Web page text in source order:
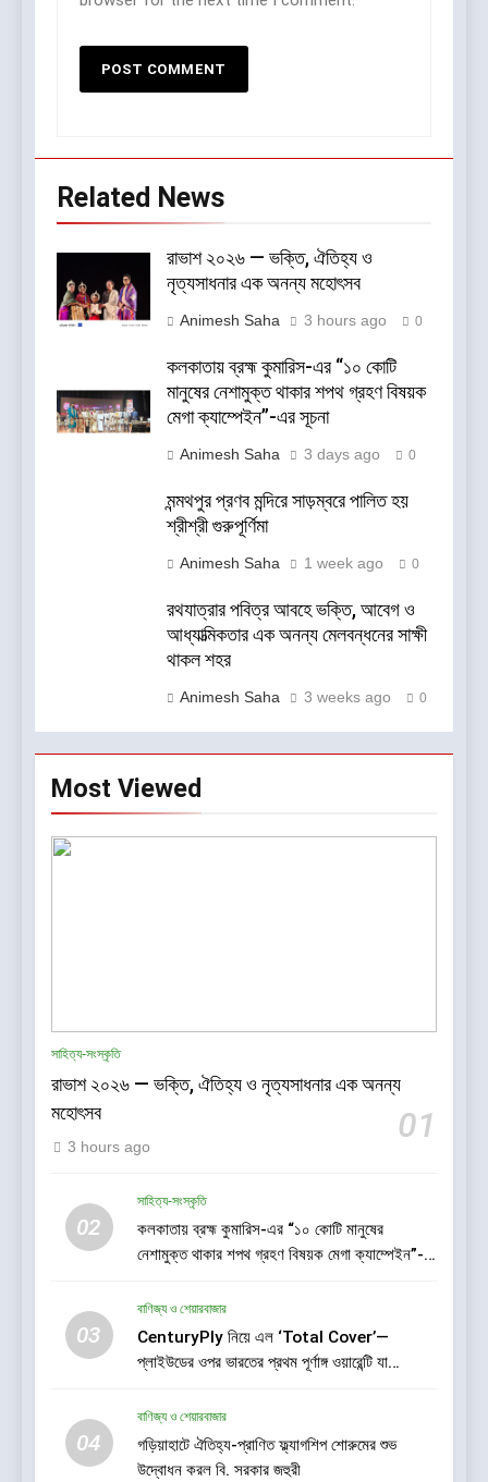
Related News
রাভাশ ২০২৬ — ভক্তি, ঐতিহ্য ও
নৃত্যসাধনার এক অনন্য মহোৎসব
Animesh Saha 3 hours ago 0
কলকাতায় ব্রহ্ম কুমারিস-এর “১০ কোটি
মানুষের নেশামুক্ত থাকার শপথ গ্রহণ বিষয়ক
মেগা ক্যাম্পেইন”-এর সূচনা
Animesh Saha 3 days ago 0
মন্মথপুর প্রণব মন্দিরে সাড়ম্বরে পালিত হয়
শ্রীশ্রী গুরুপূর্ণিমা
Animesh Saha 1 week ago 0
রথযাত্রার পবিত্র আবহে ভক্তি, আবেগ ও
আধ্যাত্মিকতার এক অনন্য মেলবন্ধনের সাক্ষী
থাকল শহর
Animesh Saha 3 weeks ago 0
Most Viewed
সাহিত্য-সংস্কৃতি
রাভাশ ২০২৬ — ভক্তি, ঐতিহ্য ও নৃত্যসাধনার এক অনন্য
মহোৎসব
01
3 hours ago
02
সাহিত্য-সংস্কৃতি
কলকাতায় ব্রহ্ম কুমারিস-এর “১০ কোটি মানুষের
নেশামুক্ত থাকার শপথ গ্রহণ বিষয়ক মেগা ক্যাম্পেইন”-
03
বাণিজ্য ও শেয়ারবাজার
CenturyPly নিয়ে এল ‘Total Cover’—
প্লাইউডের ওপর ভারতের প্রথম পূর্ণাঙ্গ ওয়ারেন্টি যা
04
বাণিজ্য ও শেয়ারবাজার
গড়িয়াহাটে ঐতিহ্য-প্রাণিত ফ্ল্যাগশিপ শোরুমের শুভ
উদ্বোধন করল বি. সরকার জহুরী